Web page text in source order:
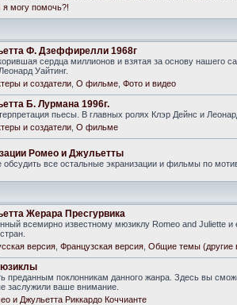
могу помочь?!
Ф. Дзеффирелли 1968г
сердца миллионов и взятая за основу нашего
Уайтинг.
и создатели О фильме Фото и видео
Б. Лурмана 1996г.
пьесы. В главных ролях Клэр Дейнс и
и создатели О фильме
Ромео и Джульетты
все остальные экранизации и фильмы по
Жерара Пресгурвика
всемирно известному мюзиклу Romeo and Juliette и
версия Французская версия Общие темы (другие
преданным поклонникам данного жанра. Здесь вы
заслужили ваше внимание.
и Джульетта Риккардо Коччианте